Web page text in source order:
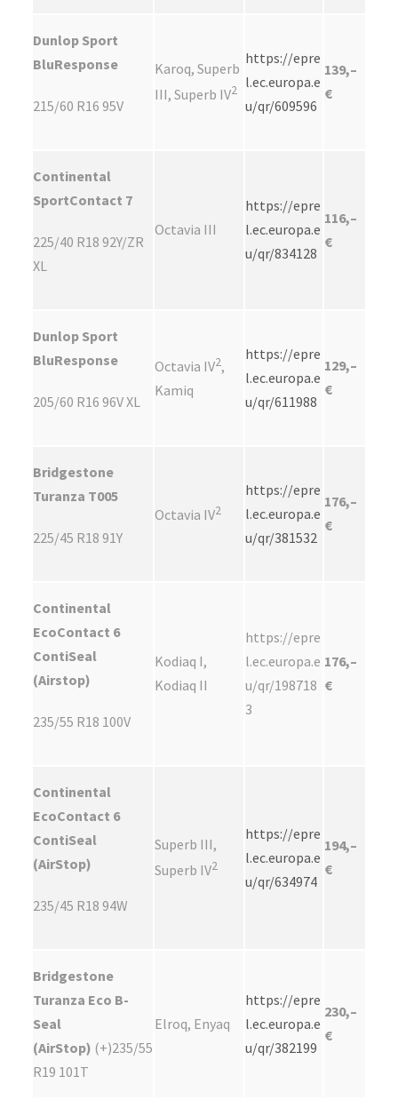
Dunlop Sport
BluResponse
215/60 R16 95V
Karoq, Superb
III, Superb IV2
https://epre
l.ec.europa.e
u/qr/609596
139,–
€
Continental
SportContact 7
225/40 R18 92Y/ZR
XL
Octavia III
https://epre
l.ec.europa.e
u/qr/834128
116,–
€
Dunlop Sport
BluResponse
205/60 R16 96V XL
Octavia IV2,
Kamiq
https://epre
l.ec.europa.e
u/qr/611988
129,–
€
Bridgestone
Turanza T005
225/45 R18 91Y
Octavia IV2
https://epre
l.ec.europa.e
u/qr/381532
176,–
€
Continental
EcoContact 6
ContiSeal
(Airstop)
235/55 R18 100V
Kodiaq I,
Kodiaq II
https://epre
l.ec.europa.e
u/qr/198718
3
176,–
€
Continental
EcoContact 6
ContiSeal
(AirStop)
235/45 R18 94W
Superb III,
Superb IV2
https://epre
l.ec.europa.e
u/qr/634974
194,–
€
Bridgestone
Turanza Eco B-
Seal
(AirStop) (+)235/55
R19 101T
Elroq, Enyaq
https://epre
l.ec.europa.e
u/qr/382199
230,–
€